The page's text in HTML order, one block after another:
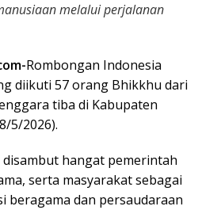
melalui perjalanan
Rombongan Indonesia
diikuti 57 orang Bhikkhu dari
tiba di Kabupaten
5/2026).
hangat pemerintah
serta masyarakat sebagai
beragama dan persaudaraan